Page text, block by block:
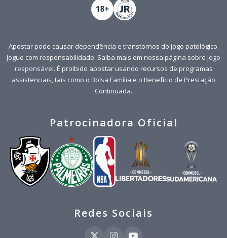
Apostar pode causar dependência e transtornos do jogo patológico.
Jogue com responsabilidade. Saiba mais em nossa página sobre jogo
responsável. É proibido apostar usando recursos de programas
assistenciais, tais como o Bolsa Família e o Benefício de Prestação
Continuada.
Patrocinadora Oficial
Redes Sociais